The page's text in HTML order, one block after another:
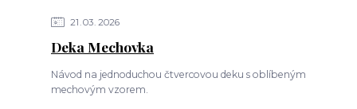
21 03 2026
Deka Mechovka
Návod na jednoduchou čtvercovou deku s oblíbeným
mechovým vzorem.